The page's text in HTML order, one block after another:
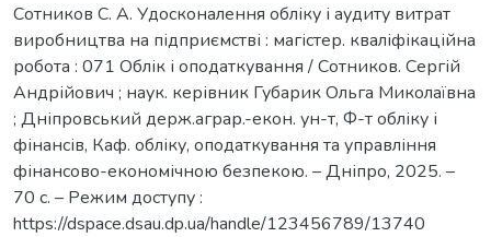
Сотников С. А. Удосконалення обліку і аудиту витрат
виробництва на підприємстві : магістер. кваліфікаційна
робота : 071 Облік і оподаткування / Сотников. Сергій
Андрійович ; наук. керівник Губарик Ольга Миколаївна
; Дніпровський держ.аграр.-екон. ун-т, Ф-т обліку і
фінансів, Каф. обліку, оподаткування та управління
фінансово-економічною безпекою. – Дніпро, 2025. –
70 с. – Режим доступу :
https://dspace.dsau.dp.ua/handle/123456789/13740